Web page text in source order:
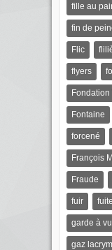
fille au
fin de
Flic
flyers
Fondation
Fontaine
forcené
François
Fraude
fuir fuite
garde à
gaz